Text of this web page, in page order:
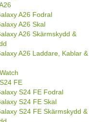
A26 Fodral
A26 Skal
A26 Skärmskydd &
A26 Laddare, Kablar &
FE
S24 FE Fodral
S24 FE Skal
S24 FE Skärmskydd &